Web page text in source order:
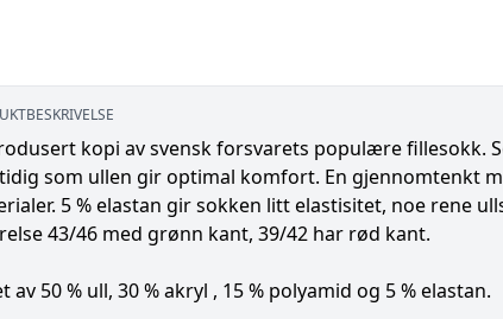
kopi av svensk forsvarets populære fillesokk.
som ullen gir optimal komfort. En gjennomtenkt
5 % elastan gir sokken litt elastisitet, noe rene
43/46 med grønn kant, 39/42 har rød kant.
av 50 % ull, 30 % akryl , 15 % polyamid og 5 % elastan.